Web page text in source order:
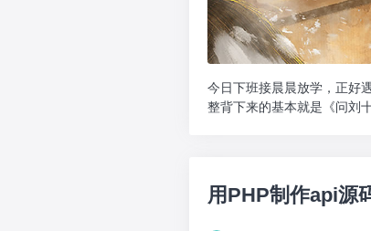
今日下班接晨晨放学，正好
整背下来的基本就是《问刘
用PHP制作api源